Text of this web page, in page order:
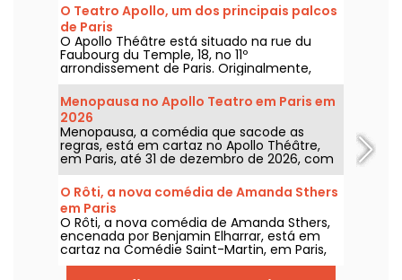
O Teatro Apollo, um dos principais palcos
de Paris
O Apollo Théâtre está situado na rue du
Faubourg du Temple, 18, no 11º
arrondissement de Paris. Originalmente,
ficava ao lado do Casino de Paris. Um local
cheio de história, tem atualmente 4 teatros.
Menopausa no Apollo Teatro em Paris em
2026
Menopausa, a comédia que sacode as
regras, está em cartaz no Apollo Théâtre,
em Paris, até 31 de dezembro de 2026, com
seu espetáculo musical sobre a
menopausa.
O Rôti, a nova comédia de Amanda Sthers
em Paris
O Rôti, a nova comédia de Amanda Sthers,
encenada por Benjamin Elharrar, está em
cartaz na Comédie Saint-Martin, em Paris,
até 15 de outubro de 2026.